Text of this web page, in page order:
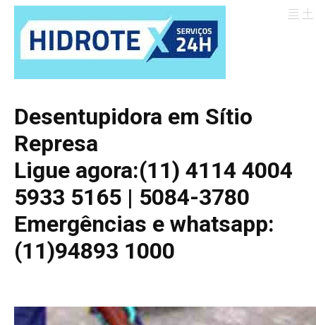
Desentupidora em Sítio
Represa
Ligue agora:(11) 4114 4004
5933 5165 | 5084-3780
Emergências e whatsapp:
(11)94893 1000